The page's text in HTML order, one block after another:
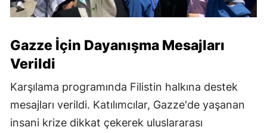
Gazze İçin Dayanışma Mesajları
Verildi
Karşılama programında Filistin halkına destek
mesajları verildi. Katılımcılar, Gazze'de yaşanan
insani krize dikkat çekerek uluslararası